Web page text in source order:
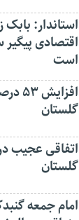
اقتصادی
است
گلستان
اتفاقی عجیب
گلستان
امام جمعه